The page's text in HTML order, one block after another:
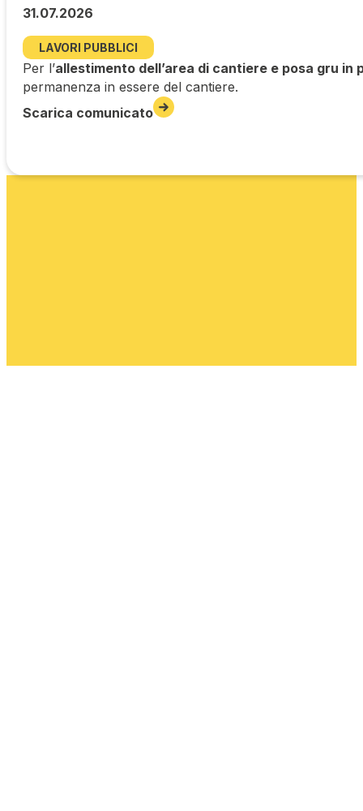
31.07.2026
LAVORI PUBBLICI
Per l’allestimento dell’area di cantiere e posa gru in
permanenza in essere del cantiere.
Scarica comunicato